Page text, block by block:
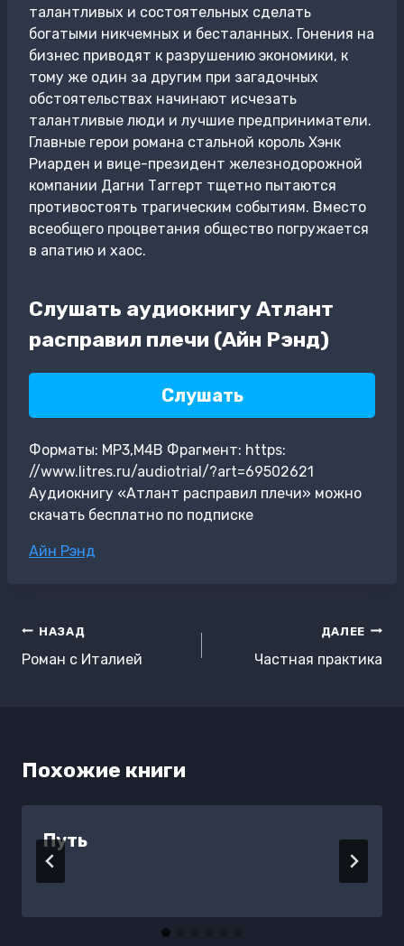
талантливых и состоятельных сделать
богатыми никчемных и бесталанных. Гонения на
бизнес приводят к разрушению экономики, к
тому же один за другим при загадочных
обстоятельствах начинают исчезать
талантливые люди и лучшие предприниматели.
Главные герои романа стальной король Хэнк
Риарден и вице-президент железнодорожной
компании Дагни Таггерт тщетно пытаются
противостоять трагическим событиям. Вместо
всеобщего процветания общество погружается
в апатию и хаос.
Слушать аудиокнигу Атлант
расправил плечи (Айн Рэнд)
Слушать
Форматы: MP3,M4B Фрагмент: https:
//www.litres.ru/audiotrial/?art=69502621
Аудиокнигу «Атлант расправил плечи» можно
скачать бесплатно по подписке
Метки
Айн Рэнд
Навигация
по
НАЗАД
Роман с Италией
ДАЛЕЕ
Частная практика
Похожие книги
Путь